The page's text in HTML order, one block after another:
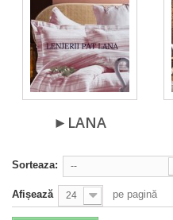
►LANA
Sorteaza: --
Afișează 24 pe pagină